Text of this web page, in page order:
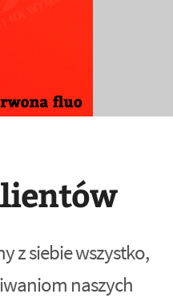
z siebie wszystko,
naszych